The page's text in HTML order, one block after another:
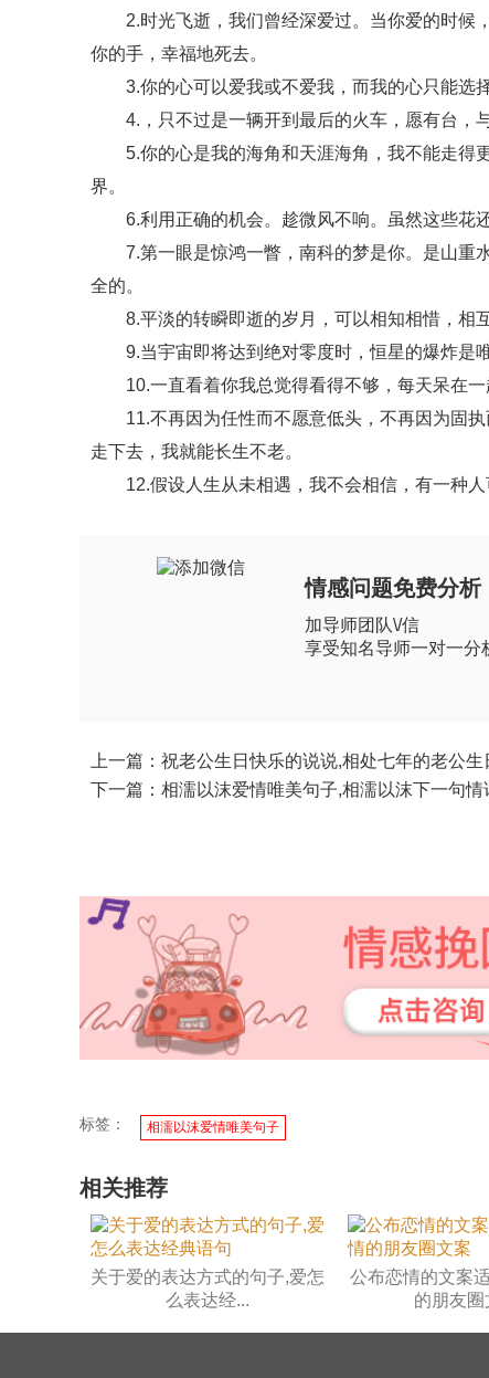
2.时光飞逝，我们曾经深爱过。当你爱的时候
你的手，幸福地死去。
3.你的心可以爱我或不爱我，而我的心只能选择
4.，只不过是一辆开到最后的火车，愿有台，与
5.你的心是我的海角和天涯海角，我不能走得
界。
6.利用正确的机会。趁微风不响。虽然这些花还
7.第一眼是惊鸿一瞥，南科的梦是你。是山重
全的。
8.平淡的转瞬即逝的岁月，可以相知相惜，相互
9.当宇宙即将达到绝对零度时，恒星的爆炸是唯
10.一直看着你我总觉得看得不够，每天呆在一
11.不再因为任性而不愿意低头，不再因为固执
走下去，我就能长生不老。
12.假设人生从未相遇，我不会相信，有一种人
情感问题免费分析
加导师团队\/信
享受知名导师一对一分
上一篇：祝老公生日快乐的说说,相处七年的老公
下一篇：相濡以沫爱情唯美句子,相濡以沫下一句情
标签： 相濡以沫爱情唯美句子
相关推荐
关于爱的表达方式的句子,爱怎
么表达经...
公布恋情的文案
的朋友圈